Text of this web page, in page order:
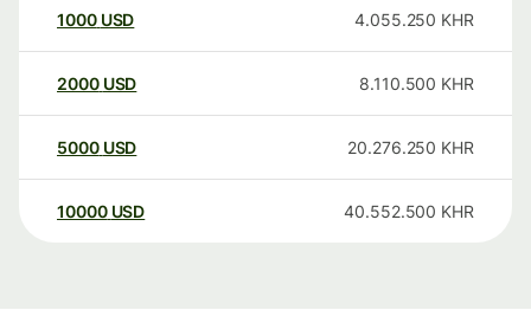
1000 USD 4.055.250 KHR
2000 USD 8.110.500 KHR
5000 USD 20.276.250 KHR
10000 USD 40.552.500 KHR